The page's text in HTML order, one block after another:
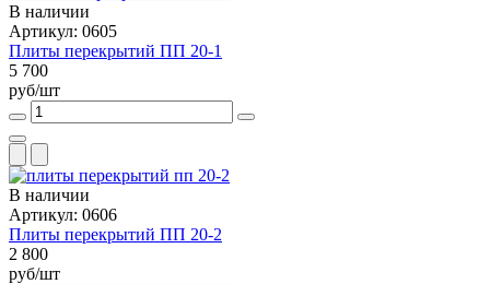
В наличии
Артикул: 0605
Плиты перекрытий ПП 20-1
5 700
руб/шт
В наличии
Артикул: 0606
Плиты перекрытий ПП 20-2
2 800
руб/шт